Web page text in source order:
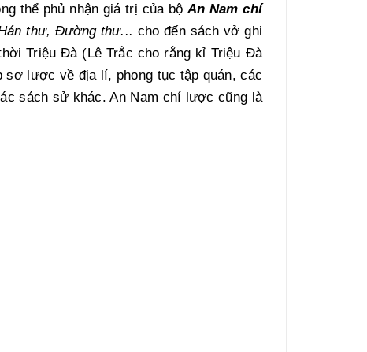
thể phủ nhận giá trị của bộAn Nam chí
thư, Đường thư... cho đến sách vở ghi
Triệu Đà (Lê Trắc cho rằng kỉ Triệu Đà
lược về địa lí, phong tục tập quán, các
sách sử khác. An Nam chí lược cũng là